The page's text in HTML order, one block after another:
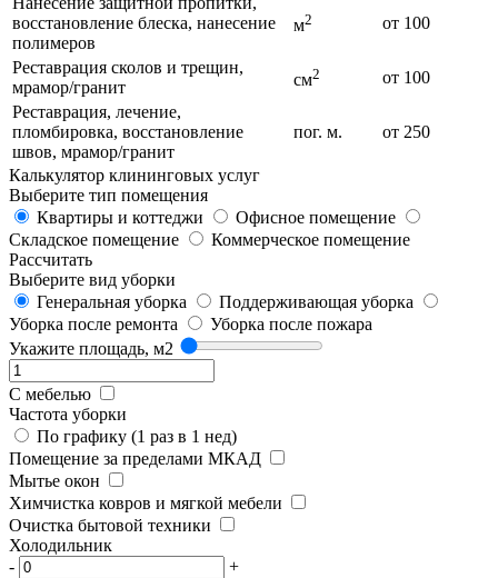
восстановление блеска, нанесение
полимеров
м2 от 100
Реставрация сколов и трещин,
мрамор/гранит
см2
от 100
Реставрация, лечение,
пломбировка, восстановление
швов, мрамор/гранит
пог. м. от 250
Калькулятор клининговых услуг
Выберите тип помещения
Квартиры и коттеджи
Офисное помещение
Складское помещение
Коммерческое помещение
Рассчитать
Выберите вид уборки
Генеральная уборка
Поддерживающая уборка
Уборка после ремонта
Уборка после пожара
Укажите площадь, м2
С мебелью
Частота уборки
По графику (1 раз в 1 нед)
Помещение за пределами МКАД
Мытье окон
Химчистка ковров и мягкой мебели
Очистка бытовой техники
Холодильник
-
+